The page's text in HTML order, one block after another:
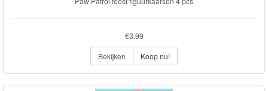
€3.99
Bekijken
Koop nu!